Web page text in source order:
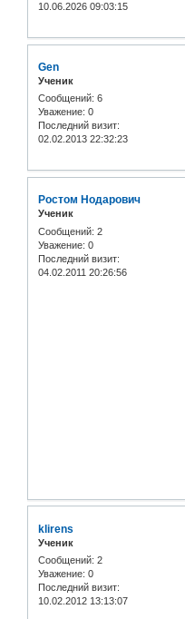
10.06.2026 09:03:15
Gen
Ученик
Сообщений: 6
Уважение: 0
Последний визит:
02.02.2013 22:32:23
Ростом Нодарович
Ученик
Сообщений: 2
Уважение: 0
Последний визит:
04.02.2011 20:26:56
klirens
Ученик
Сообщений: 2
Уважение: 0
Последний визит:
10.02.2012 13:13:07